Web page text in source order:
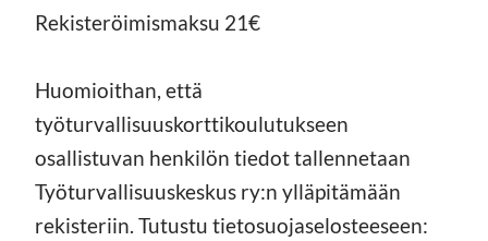
Rekisteröimismaksu 21€
Huomioithan, että
työturvallisuuskorttikoulutukseen
osallistuvan henkilön tiedot tallennetaan
Työturvallisuuskeskus ry:n ylläpitämään
rekisteriin. Tutustu tietosuojaselosteeseen: